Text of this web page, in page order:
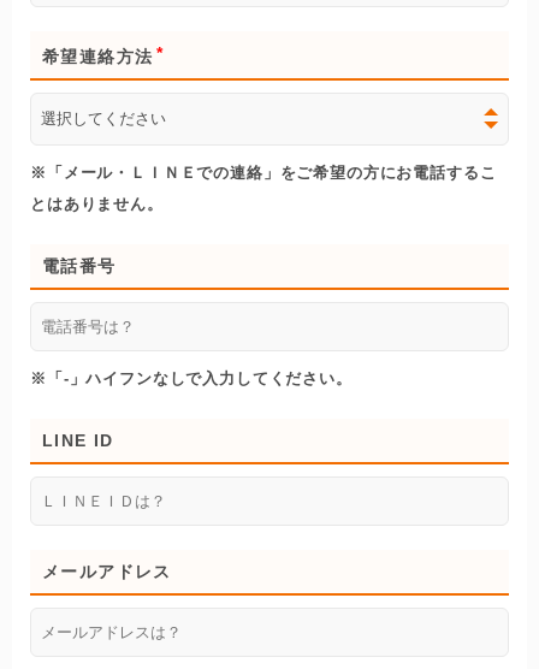
希望連絡方法
※「メール・ＬＩＮＥでの連絡」をご希望の方にお電話するこ
とはありません。
電話番号
※「-」ハイフンなしで入力してください。
LINE ID
メールアドレス